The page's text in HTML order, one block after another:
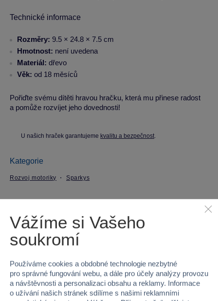
Technické informace
Rozměry: 9.5 × 24.8 × 7.5 cm
Hmotnost: není uvedena
Materiál: dřevo
Věk: od 18 měsíců
Pořiďte svému dítěti hravou hračku, která mu přinese radost
a pomůže rozvíjet jeho dovednosti!
U našich hraček garantujeme kvalitu a bezpečnost.
Kategorie
Rozvoj motoriky Sparkys
EAN 8592525920465
Značka Sparkys
Řada BABU
Vážíme si Vašeho
soukromí
Používáme cookies a obdobné technologie nezbytné
pro správné fungování webu, a dále pro účely analýzy provozu
a návštěvnosti a personalizaci obsahu a reklamy. Informace
o užívání našich stránek sdílíme s našimi reklamními